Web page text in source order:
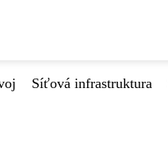
Síťová infrastruktura